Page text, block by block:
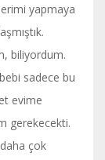
yapmaya
biliyordum.
sadece bu
evime
gerekecekti.
çok